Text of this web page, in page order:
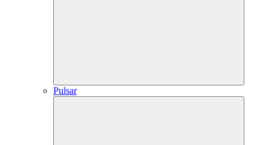
Pulsar